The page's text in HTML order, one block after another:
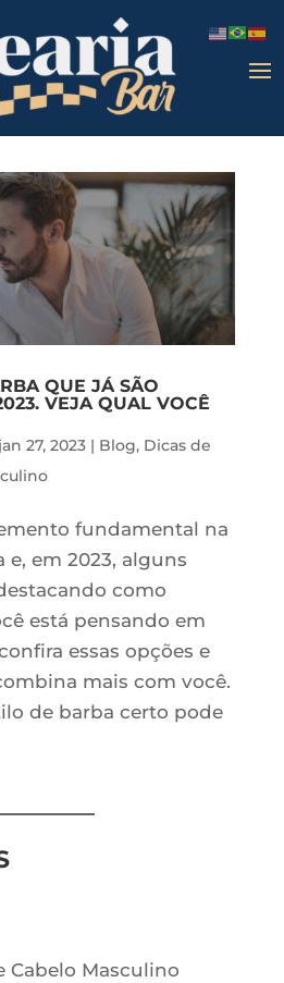
QUE JÁ SÃO
VEJA QUAL VOCÊ
jan 27, 2023| Blog, Dicas de
fundamental na
em 2023, alguns
como
está pensando em
essas opções e
mais com você.
de barba certo pode
Cabelo Masculino